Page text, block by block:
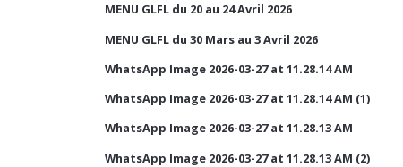
MENU GLFL du 20 au 24 Avril 2026
MENU GLFL du 30 Mars au 3 Avril 2026
WhatsApp Image 2026-03-27 at 11.28.14 AM
WhatsApp Image 2026-03-27 at 11.28.14 AM (1)
WhatsApp Image 2026-03-27 at 11.28.13 AM
WhatsApp Image 2026-03-27 at 11.28.13 AM (2)